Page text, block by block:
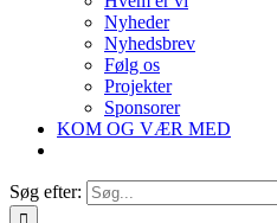
Nyheder
Nyhedsbrev
Følg os
Projekter
Sponsorer
KOM OG VÆR MED
Søg efter: